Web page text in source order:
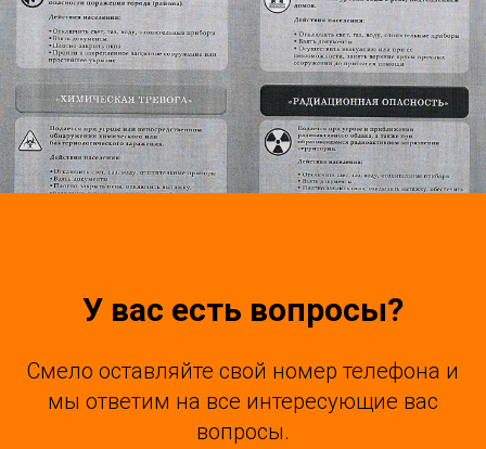
У вас есть вопросы?
Смело оставляйте свой номер телефона и
мы ответим на все интересующие вас
вопросы.